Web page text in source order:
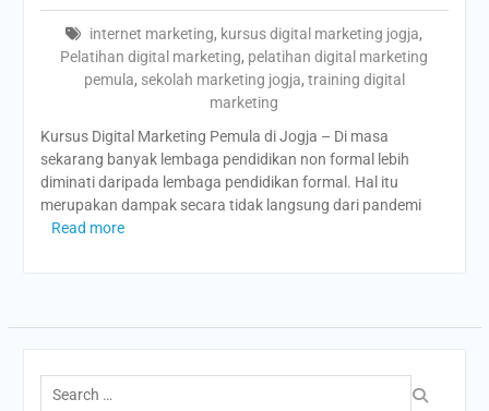
internet marketing, kursus digital marketing jogja,
Pelatihan digital marketing, pelatihan digital marketing
pemula, sekolah marketing jogja, training digital
marketing
Kursus Digital Marketing Pemula di Jogja – Di masa
sekarang banyak lembaga pendidikan non formal lebih
diminati daripada lembaga pendidikan formal. Hal itu
merupakan dampak secara tidak langsung dari pandemi
Read more
Search
for: